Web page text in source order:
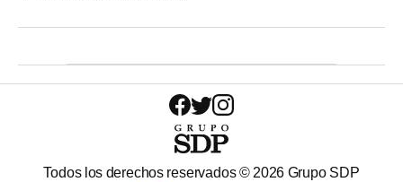
Todos los derechos reservados © 2026 Grupo SDP